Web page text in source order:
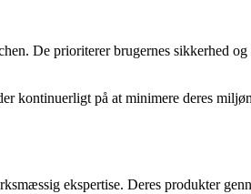
De prioriterer brugernes sikkerhed
på at minimere deres
ekspertise. Deres produkter